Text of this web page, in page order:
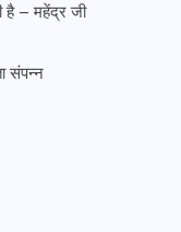
है – महेंद्र जी
संपन्न